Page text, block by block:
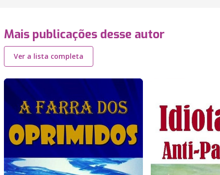
Mais publicações desse autor
Ver a lista completa